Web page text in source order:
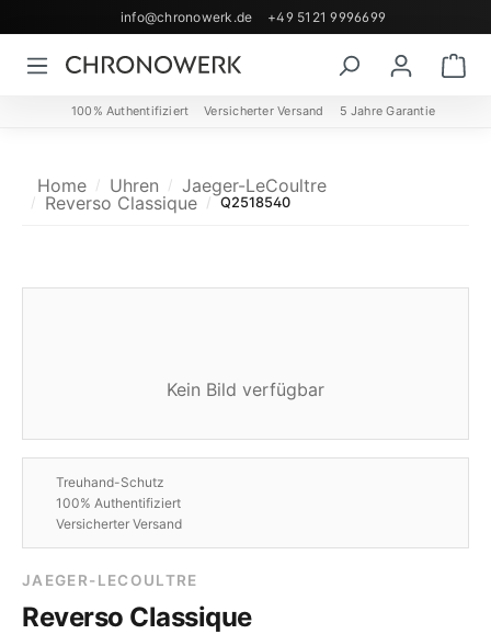
Zum Hauptinhalt springen
info@chronowerk.de +49 5121 9996699
100% Authentifiziert Versicherter Versand 5 Jahre Garantie
Home Uhren
Jaeger-LeCoultre
Reverso Classique
Q2518540
Kein Bild verfügbar
Treuhand-Schutz
100% Authentifiziert
Versicherter Versand
JAEGER-LECOULTRE
Reverso Classique